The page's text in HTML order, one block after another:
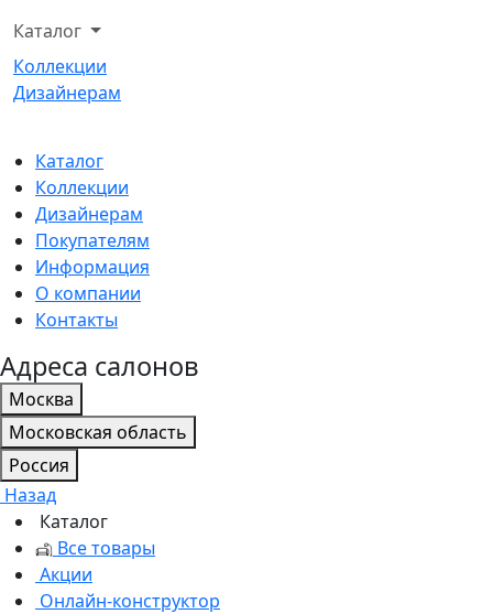
Каталог
Коллекции
Дизайнерам
Каталог
Коллекции
Дизайнерам
Покупателям
Информация
О компании
Контакты
Адреса салонов
Москва
Московская область
Россия
Назад
Каталог
Все товары
Акции
Онлайн-конструктор